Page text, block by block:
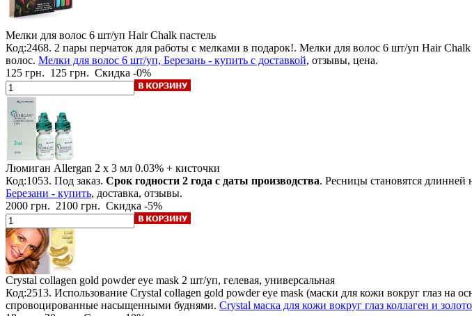
Мелки для волос 6 шт/уп Hair Chalk пастель
Код:2468. 2 пары перчаток для работы с мелками в подарок!. Мелки для волос 6 шт/уп Hair Chalk
волос. Мелки для волос 6 шт/уп, Березань - купить с доставкой, отзывы, цена.
125 грн. 125 грн. Скидка -0%
Люмиган Allergan 2 x 3 мл 0.03% + кисточки
Код:1053. Под заказ. Срок годности 2 года с даты производства. Ресницы становятся длинней
Березани - купить, доставка, отзывы.
2000 грн. 2100 грн. Скидка -5%
Crystal collagen gold powder eye mask 2 шт/уп, гелевая, универсальная
Код:2513. Использование Crystal collagen gold powder eye mask (маски для кожи вокруг глаз на
спровоцированные насыщенными буднями. Crystal маска для кожи вокруг глаз коллаген и